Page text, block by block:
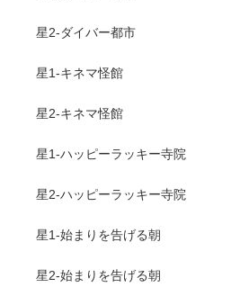
星2-ダイバー都市
星1-キネマ怪館
星2-キネマ怪館
星1-ハッピーラッキー寺院
星2-ハッピーラッキー寺院
星1-始まりを告げる朝
星2-始まりを告げる朝